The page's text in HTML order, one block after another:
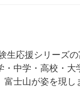
生応援シリーズ
中学・高校・
士山が姿を現